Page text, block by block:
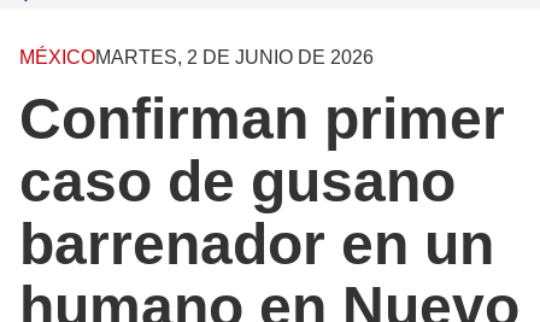
MÉXICOMARTES, 2 DE JUNIO DE 2026
Confirman primer
caso de gusano
barrenador en un
humano en Nuevo